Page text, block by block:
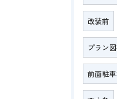
改装前
プラン
前面駐